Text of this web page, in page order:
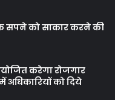
सपने को साकार करने की
करेगा रोजगार
अधिकारियों को दिये